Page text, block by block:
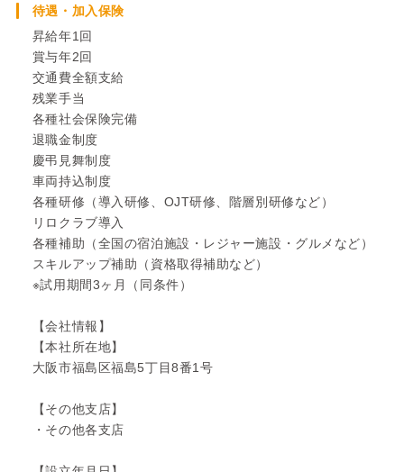
待遇・加入保険
昇給年1回
賞与年2回
交通費全額支給
残業手当
各種社会保険完備
退職金制度
慶弔見舞制度
車両持込制度
各種研修（導入研修、OJT研修、階層別研修など）
リロクラブ導入
各種補助（全国の宿泊施設・レジャー施設・グルメなど）
スキルアップ補助（資格取得補助など）
※試用期間3ヶ月（同条件）
【会社情報】
【本社所在地】
大阪市福島区福島5丁目8番1号
【その他支店】
・その他各支店